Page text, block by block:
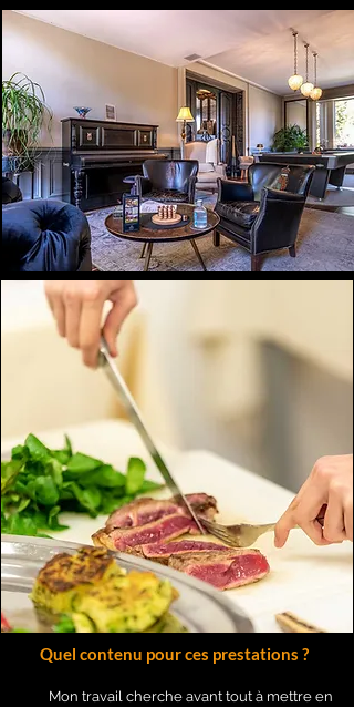
Quel contenu pour ces prestations ?
Mon travail cherche avant tout à mettre en